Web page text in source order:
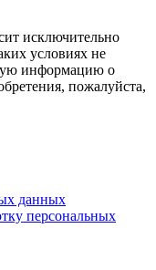
исключительно
условиях не
информацию о
пожалуйста,
данных
персональных